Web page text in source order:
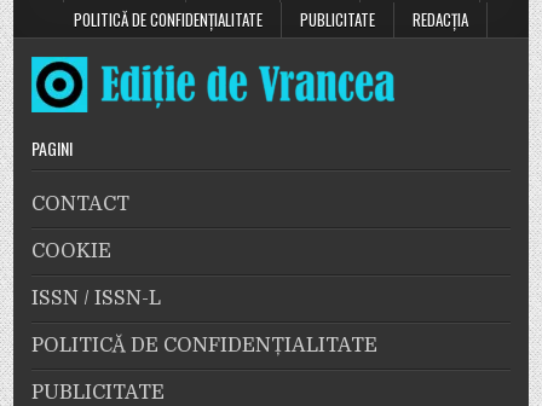
electorale
permanente
18,2
milioane
de
români.
câți
POLITICĂ DE CONFIDENȚIALITATE
PUBLICITATE REDACȚIA
PAGINI
CONTACT
COOKIE
ISSN / ISSN-L
POLITICĂ DE CONFIDENȚIALITATE
PUBLICITATE